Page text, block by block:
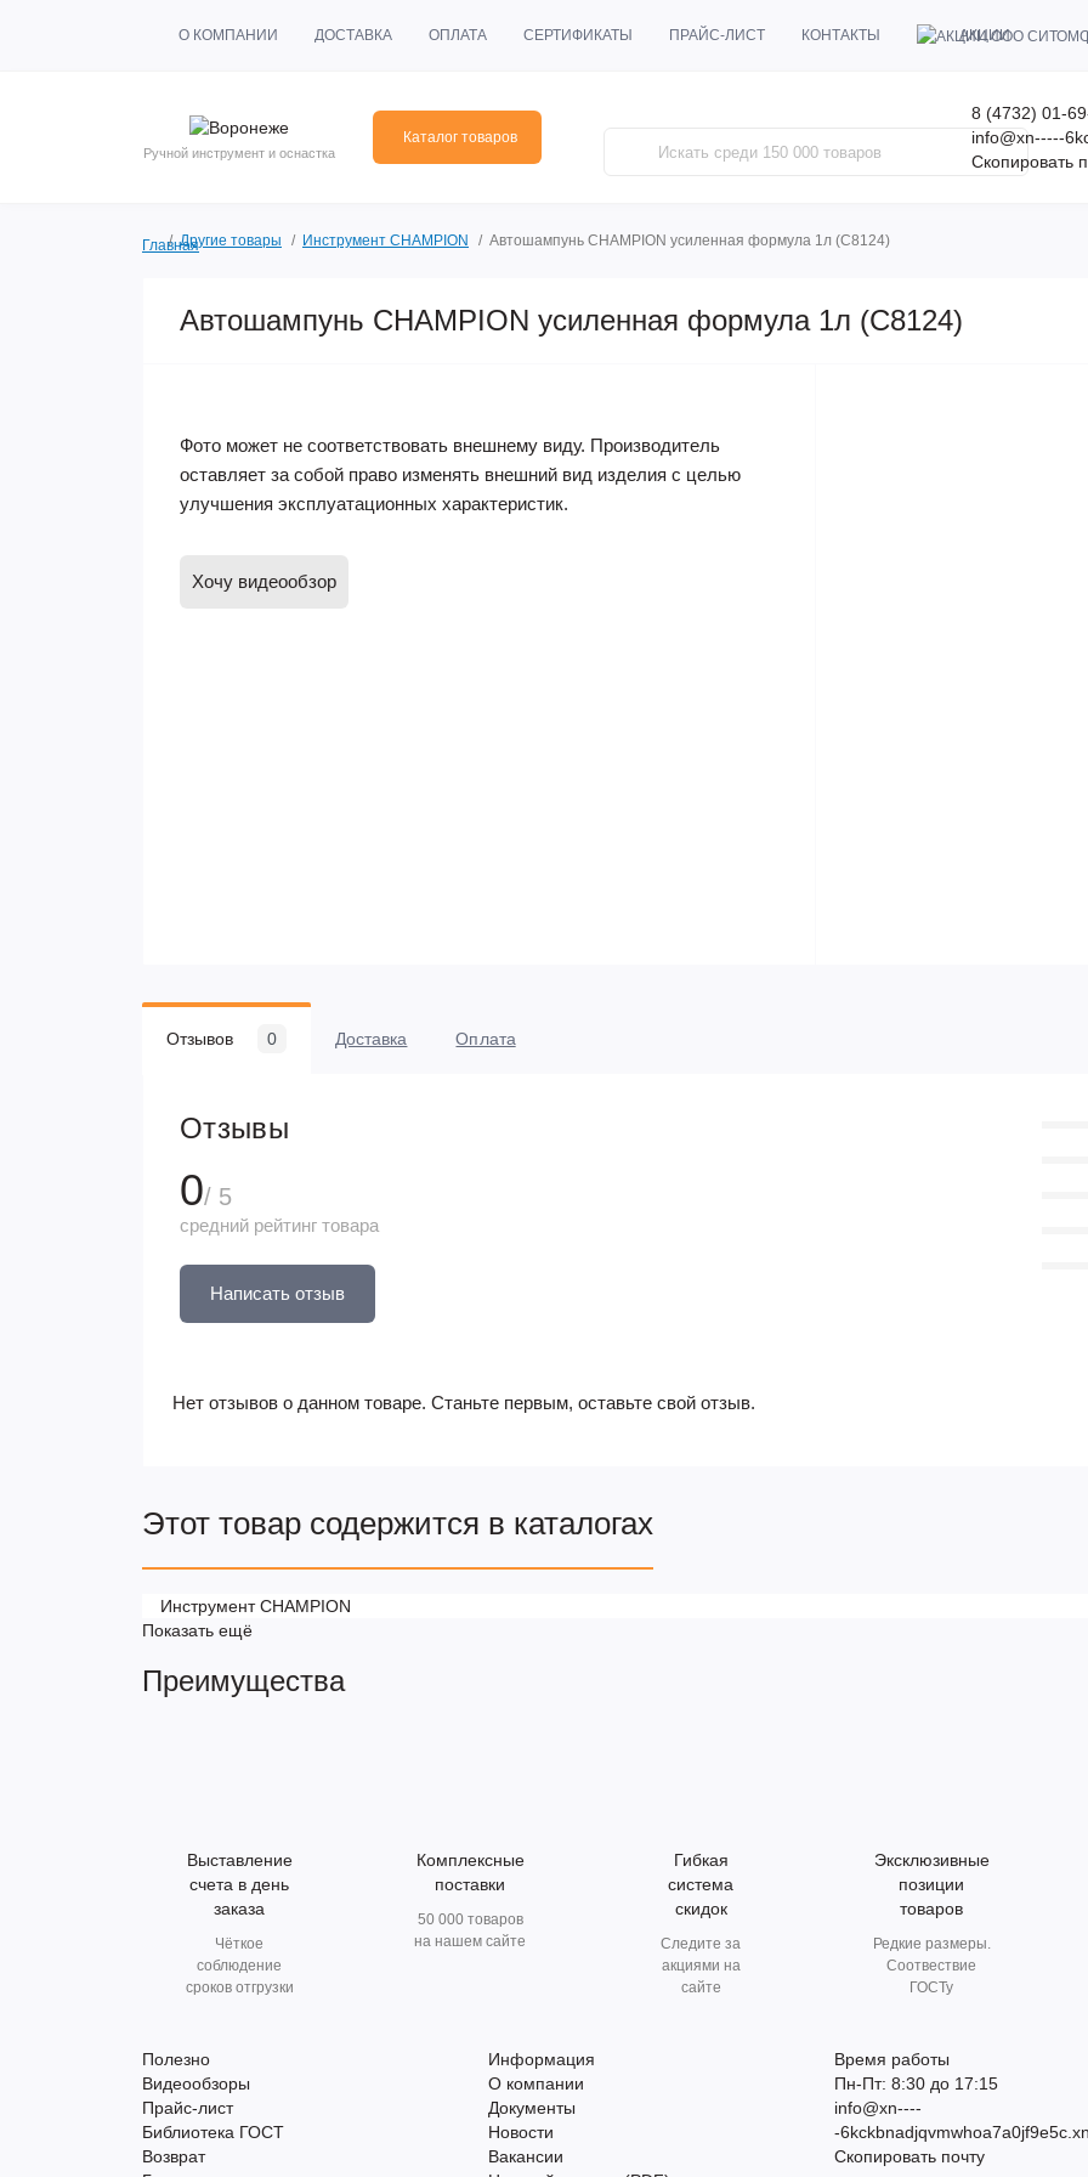
О КОМПАНИИ ДОСТАВКА ОПЛАТА СЕРТИФИКАТЫ ПРАЙС-ЛИСТ КОНТАКТЫ АКЦИИ
Ручной инструмент и оснастка
Каталог товаров
8 (4732) 01-
info@xn-----
Скопировать
ГлавнаяДругие товары Инструмент CHAMPION Автошампунь CHAMPION усиленная формула 1л (C8124)
Автошампунь CHAMPION усиленная формула 1л (C8124)
Фото может не соответствовать внешнему виду. Производитель
оставляет за собой право изменять внешний вид изделия с целью
улучшения эксплуатационных характеристик.
Хочу видеообзор
Отзывов 0 Доставка Оплата
Отзывы
0/ 5
средний рейтинг товара
Написать отзыв
Нет отзывов о данном товаре. Станьте первым, оставьте свой отзыв.
Этот товар содержится в каталогах
Инструмент CHAMPION
Показать ещё
Преимущества
Выставление
счета в день
заказа
Чёткое
соблюдение
сроков отгрузки
Комплексные
поставки
50 000 товаров
на нашем сайте
Гибкая
система
скидок
Следите за
акциями на
сайте
Эксклюзивные
позиции
товаров
Редкие размеры.
Соотвествие
ГОСТу
Полезно
Видеообзоры
Прайс-лист
Библиотека ГОСТ
Возврат
Информация
О компании
Документы
Новости
Вакансии
Время работы
Пн-Пт: 8:30 до 17:15
info@xn----
-
Скопировать почту